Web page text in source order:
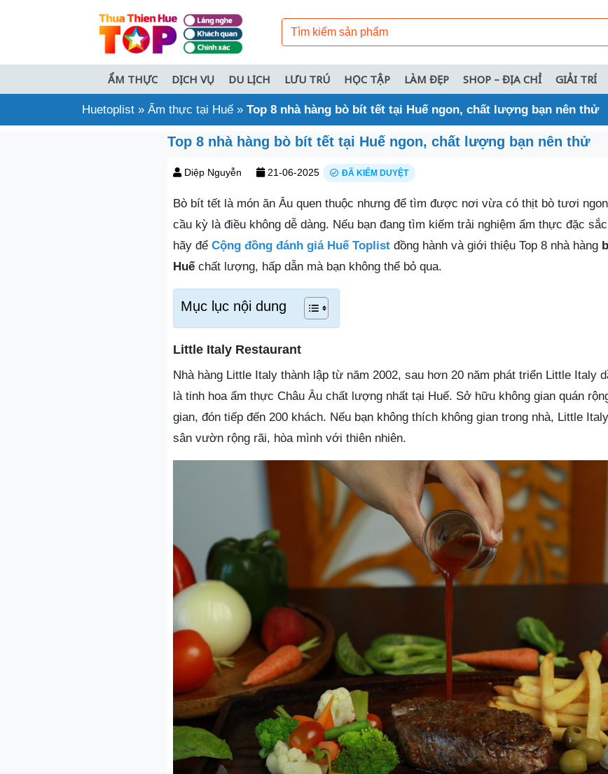
ẨM THỰC DỊCH VỤ DU LỊCH LƯU TRÚ HỌC TẬP LÀM ĐẸP SHOP – ĐỊA CHỈ GIẢI TRÍ
Huetoplist » Ẩm thực tại Huế » Top 8 nhà hàng bò bít tết tại Huế ngon, chất lượng bạn nên thử
Top 8 nhà hàng bò bít tết tại Huế ngon, chất lượng bạn nên thử
Diệp Nguyễn 21-06-2025 ĐÃ KIỂM DUYỆT
Bò bít tết là món ăn Âu quen thuộc nhưng để tìm được nơi vừa có thịt bò tươi
cầu kỳ là điều không dễ dàng. Nếu bạn đang tìm kiếm trải nghiệm ẩm thực đặc
hãy để Cộng đồng đánh giá Huế Toplist đồng hành và giới thiệu Top 8 nhà hàng
Huếchất lượng, hấp dẫn mà bạn không thể bỏ qua.
Mục lục nội dung
Little Italy Restaurant
Nhà hàng Little Italy thành lập từ năm 2002, sau hơn 20 năm phát triển Little Italy
là tinh hoa ẩm thực Châu Âu chất lượng nhất tại Huế. Sở hữu không gian quán
gian, đón tiếp đến 200 khách. Nếu bạn không thích không gian trong nhà, Little
sân vườn rộng rãi, hòa mình với thiên nhiên.